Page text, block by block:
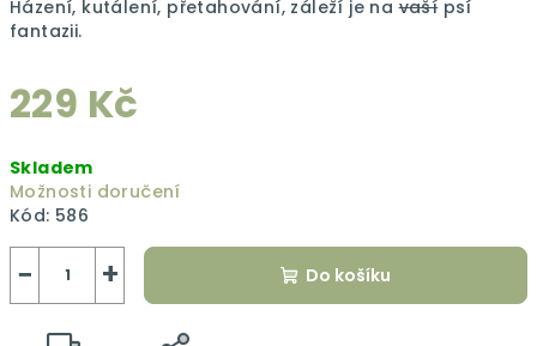
Házení, kutálení, přetahování, záleží je navašípsí
fantazii.
229 Kč
cena:
Skladem
Možnosti doručení
Kód: 586
+
− Do košíku